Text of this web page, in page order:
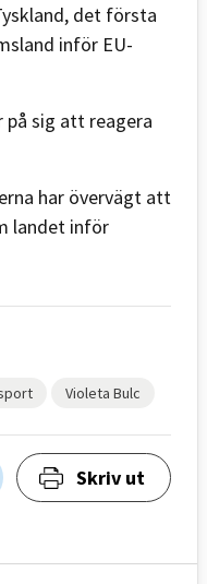
det första
inför EU-
på sig att reagera
har övervägt att
landet inför
Violeta Bulc
Skriv ut